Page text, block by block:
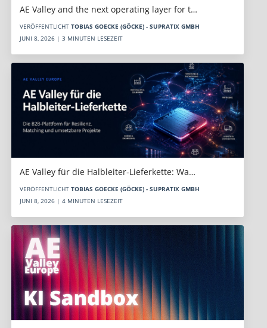
AE Valley and the next operating layer for t…
VERÖFFENTLICHT TOBIAS GOECKE (GÖCKE) - SUPRATIX GMBH
JUNI 8, 2026 | 3 MINUTEN LESEZEIT
AE Valley für die Halbleiter-Lieferkette: Wa…
VERÖFFENTLICHT TOBIAS GOECKE (GÖCKE) - SUPRATIX GMBH
JUNI 8, 2026 | 4 MINUTEN LESEZEIT